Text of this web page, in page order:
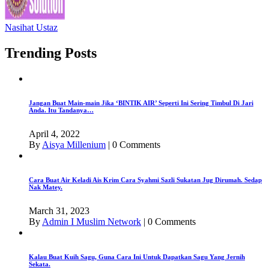
Nasihat Ustaz
Trending Posts
Jangan Buat Main-main Jika ‘BINTIK AIR’ Seperti Ini Sering Timbul Di Jari
Anda. Itu Tandanya…
April 4, 2022
By Aisya Millenium | 0 Comments
Cara Buat Air Keladi Ais Krim Cara Syahmi Sazli Sukatan Jug Dirumah. Sedap
Nak Matey.
March 31, 2023
By Admin I Muslim Network | 0 Comments
Kalau Buat Kuih Sagu, Guna Cara Ini Untuk Dapatkan Sagu Yang Jernih
Sekata.